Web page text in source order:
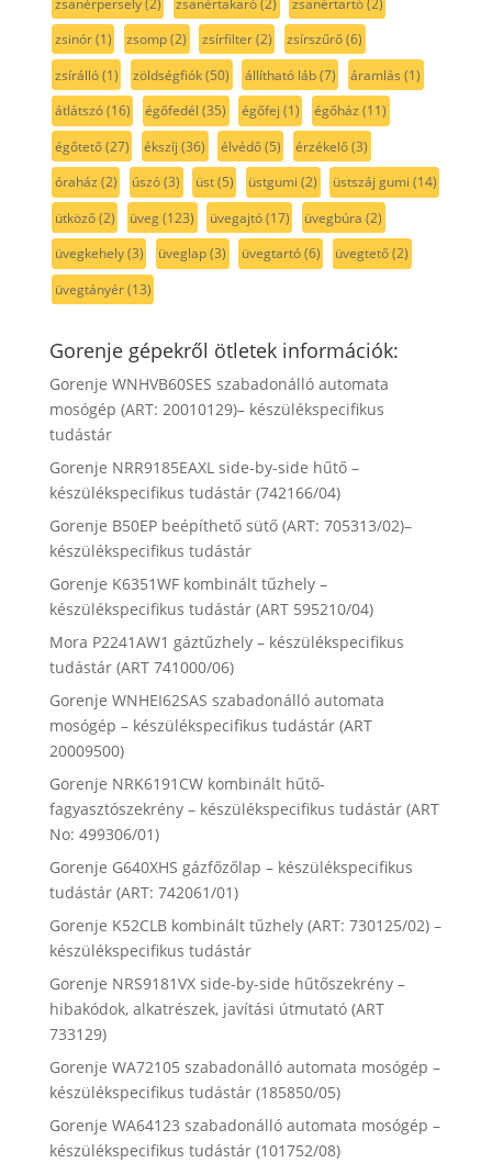
zsinór(1) zsomp(2) zsírfilter(2) zsírszűrő(6)
zsírálló(1) zöldségfiók(50) állítható láb(7) áramlás (1)
átlátszó(16) égőfedél (35) égőfej (1) égőház (11)
égőtető(27) ékszíj (36) élvédő(5) érzékelő(3)
óraház (2) úszó(3) üst(5) üstgumi (2) üstszáj gumi (14)
ütköző(2) üveg(123) üvegajtó(17) üvegbúra (2)
üvegkehely(3) üveglap(3) üvegtartó(6) üvegtető(2)
üvegtányér(13)
Gorenje gépekről ötletek információk:
Gorenje WNHVB60SES szabadonálló automata
mosógép (ART: 20010129)– készülékspecifikus
tudástár
Gorenje NRR9185EAXL side-by-side hűtő –
készülékspecifikus tudástár (742166/04)
Gorenje B50EP beépíthető sütő (ART: 705313/02)–
készülékspecifikus tudástár
Gorenje K6351WF kombinált tűzhely –
készülékspecifikus tudástár (ART 595210/04)
Mora P2241AW1 gáztűzhely – készülékspecifikus
tudástár (ART 741000/06)
Gorenje WNHEI62SAS szabadonálló automata
mosógép – készülékspecifikus tudástár (ART
20009500)
Gorenje NRK6191CW kombinált hűtő-
fagyasztószekrény – készülékspecifikus tudástár (ART
No: 499306/01)
Gorenje G640XHS gázfőzőlap – készülékspecifikus
tudástár (ART: 742061/01)
Gorenje K52CLB kombinált tűzhely (ART: 730125/02) –
készülékspecifikus tudástár
Gorenje NRS9181VX side-by-side hűtőszekrény –
hibakódok, alkatrészek, javítási útmutató (ART
733129)
Gorenje WA72105 szabadonálló automata mosógép –
készülékspecifikus tudástár (185850/05)
Gorenje WA64123 szabadonálló automata mosógép –
készülékspecifikus tudástár (101752/08)